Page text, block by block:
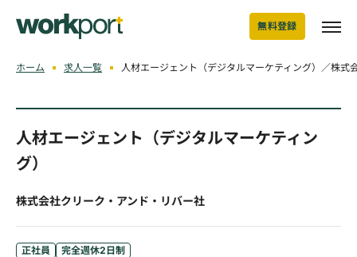
無料登録
ホーム 求人一覧 人材エージェント（デジタルマーケティング）／株式
人材エージェント（デジタルマーケティン
グ）
株式会社クリーク・アンド・リバー社
正社員 完全週休2日制